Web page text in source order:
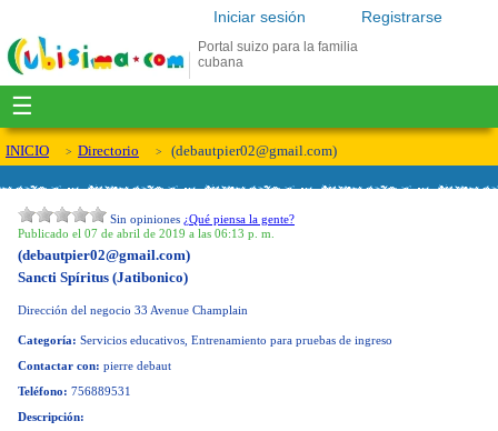
Registrarse
Iniciar sesión
Portal suizo para la familia
cubana
☰
INICIO Directorio (debautpier02@gmail.com)
Sin opiniones ¿Qué piensa la gente?
Publicado el 07 de abril de 2019 a las 06:13 p. m.
(debautpier02@gmail.com)
Sancti Spíritus (Jatibonico)
Dirección del negocio 33 Avenue Champlain
Categoría: Servicios educativos, Entrenamiento para pruebas de ingreso
Contactar con: pierre debaut
Teléfono: 756889531
Descripción: